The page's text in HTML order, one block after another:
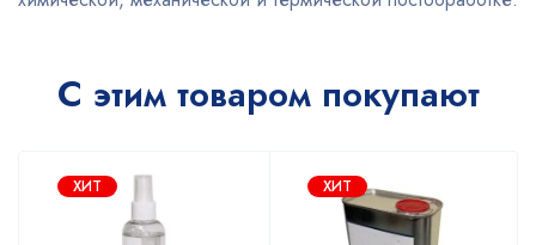
С этим товаром покупают
ХИТ ХИТ